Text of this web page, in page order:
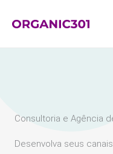
para
Consultoria e Agência
Desenvolva seus